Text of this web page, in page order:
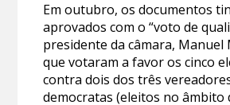
Em outubro, os documentos
aprovados com o “voto de
presidente da câmara, Manuel
que votaram a favor os cinco
contra dois dos três
democratas (eleitos no âmbito